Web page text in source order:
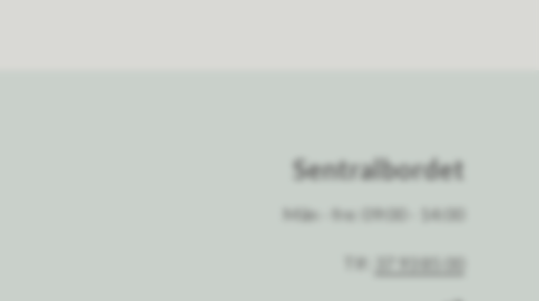
Sentralbordet
Mån - fre: 09:00 - 14:00
Tlf: 37 93 85 00